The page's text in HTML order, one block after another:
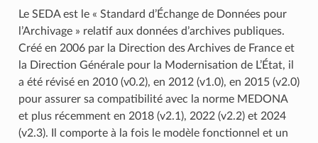
Le SEDA est le « Standard d’Échange de Données pour
l’Archivage » relatif aux données d’archives publiques.
Créé en 2006 par la Direction des Archives de France et
la Direction Générale pour la Modernisation de L’État, il
a été révisé en 2010 (v0.2), en 2012 (v1.0), en 2015 (v2.0)
pour assurer sa compatibilité avec la norme MEDONA
et plus récemment en 2018 (v2.1), 2022 (v2.2) et 2024
(v2.3). Il comporte à la fois le modèle fonctionnel et un